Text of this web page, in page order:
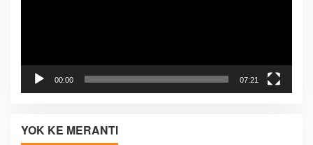
00:00 07:21
YOK KE MERANTI